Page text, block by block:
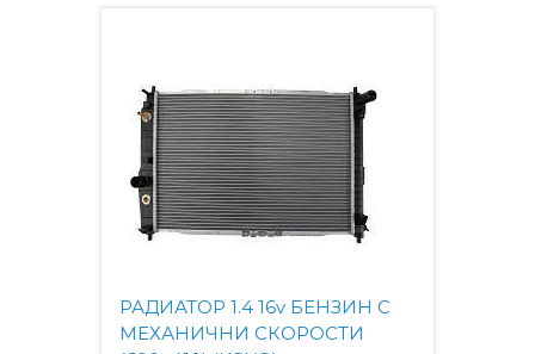
РАДИАТОР 1.4 16v БЕНЗИН С
МЕХАНИЧНИ СКОРОСТИ